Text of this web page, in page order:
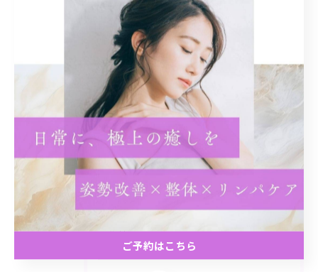
カテゴリー Categories
全てのカテゴリー
リンパ
整体
ご予約はこちら